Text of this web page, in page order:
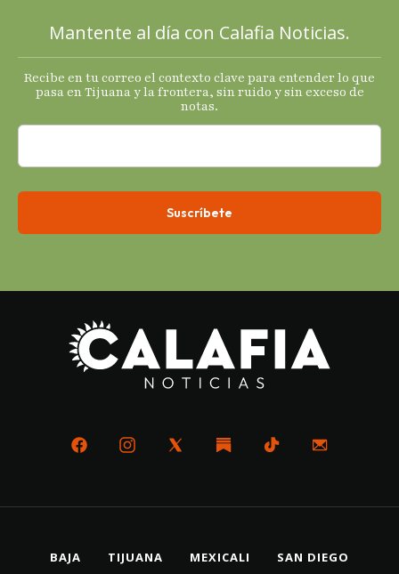
Mantente al día con Calafia Noticias.
Recibe en tu correo el contexto clave para entender lo que
pasa en Tijuana y la frontera, sin ruido y sin exceso de
notas.
BAJA TIJUANA MEXICALI SAN DIEGO